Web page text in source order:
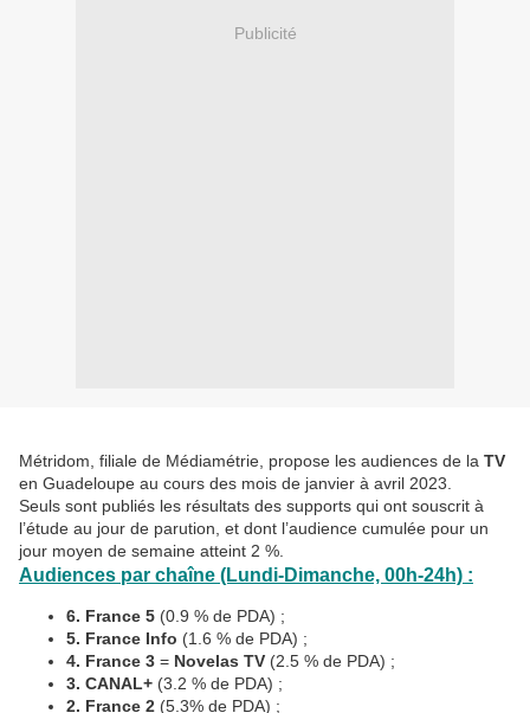
Publicité
Métridom, filiale de Médiamétrie, propose les audiences de la TV
en Guadeloupe au cours des mois de janvier à avril 2023.
Seuls sont publiés les résultats des supports qui ont souscrit à
l’étude au jour de parution, et dont l’audience cumulée pour un
jour moyen de semaine atteint 2 %.
Audiences par chaîne (Lundi-Dimanche, 00h-24h) :
6. France 5 (0.9 % de PDA) ;
5. France Info (1.6 % de PDA) ;
4. France 3 = Novelas TV (2.5 % de PDA) ;
3. CANAL+ (3.2 % de PDA) ;
2. France 2 (5.3% de PDA) ;